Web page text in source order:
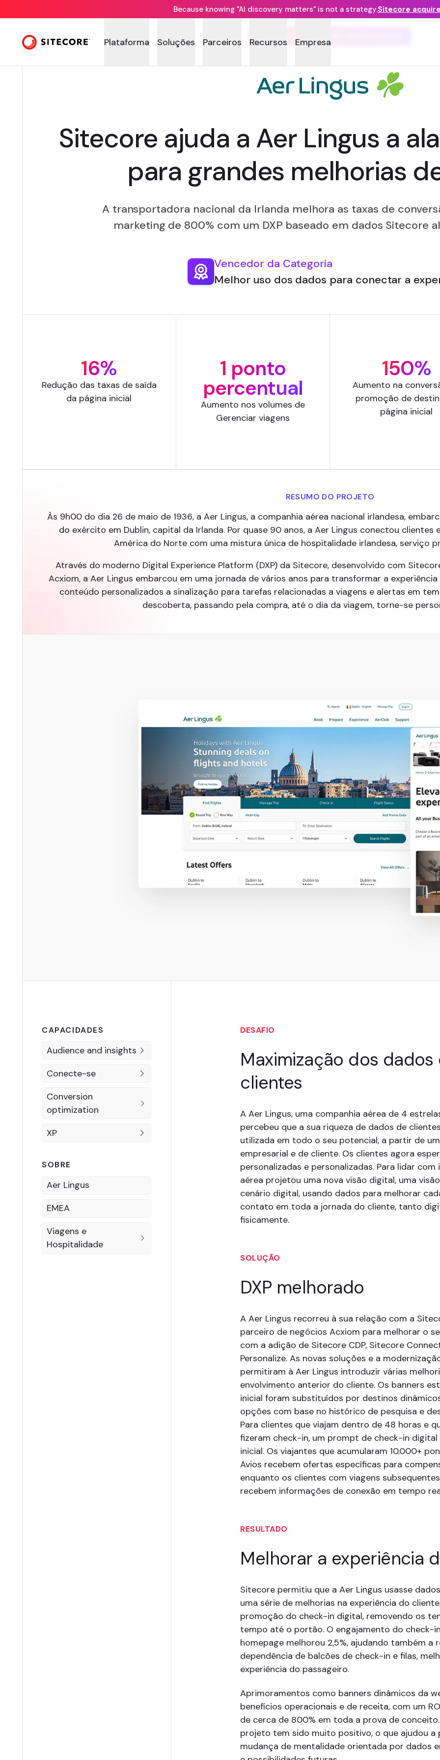
Because knowing "AI discovery matters" is not a strategy.Sitecore
Plataforma Soluções Parceiros Recursos Empresa
Sitecore ajuda a Aer Lingus a
para grandes melhorias
A transportadora nacional da Irlanda melhora as taxas de
marketing de 800% com um DXP baseado em dados Sitecore
Vencedor da Categoria
Melhor uso dos dados para conectar a
16%
Redução das taxas de saída
da página inicial
1 ponto
percentual
Aumento nos volumes de
Gerenciar viagens
150%
Aumento na
promoção de
página inicial
RESUMO DO PROJETO
Às 9h00 do dia 26 de maio de 1936, a Aer Lingus, a companhia aérea nacional irlandesa,
do exército em Dublin, capital da Irlanda. Por quase 90 anos, a Aer Lingus conectou clientes
América do Norte com uma mistura única de hospitalidade irlandesa, serviço
Através do moderno Digital Experience Platform (DXP) da Sitecore, desenvolvido com
Acxiom, a Aer Lingus embarcou em uma jornada de vários anos para transformar a
conteúdo personalizados a sinalização para tarefas relacionadas a viagens e alertas em
descoberta, passando pela compra, até o dia da viagem, torne-se
CAPACIDADES
Audience and insights
Conecte-se
Conversion
optimization
XP
SOBRE
Aer Lingus
EMEA
Viagens e
Hospitalidade
DESAFIO
Maximização dos dados
clientes
A Aer Lingus, uma companhia aérea de 4
percebeu que a sua riqueza de dados de
utilizada em todo o seu potencial, a partir de
empresarial e de cliente. Os clientes agora
personalizadas e personalizadas. Para lidar com
aérea projetou uma nova visão digital, uma
cenário digital, usando dados para melhorar
contato em toda a jornada do cliente, tanto
fisicamente.
SOLUÇÃO
DXP melhorado
A Aer Lingus recorreu à sua relação com a
parceiro de negócios Acxiom para melhorar o
com a adição de Sitecore CDP, Sitecore
Personalize. As novas soluções e a
permitiram à Aer Lingus introduzir várias
envolvimento anterior do cliente. Os banners
inicial foram substituídos por destinos
opções com base no histórico de pesquisa e
Para clientes que viajam dentro de 48 horas e
fizeram check-in, um prompt de check-in digital
inicial. Os viajantes que acumularam 10.000+
Avios recebem ofertas específicas para
enquanto os clientes com viagens
recebem informações de conexão em tempo
RESULTADO
Melhorar a experiência
Sitecore permitiu que a Aer Lingus usasse
uma série de melhorias na experiência do
promoção do check-in digital, removendo os
tempo até o portão. O engajamento do check-
homepage melhorou 2,5%, ajudando também a
dependência de balcões de check-in e filas,
experiência do passageiro.
Aprimoramentos como banners dinâmicos da
benefícios operacionais e de receita, com um
de cerca de 800% em toda a prova de
projeto tem sido muito positivo, o que ajudou a
mudança de mentalidade orientada por dados